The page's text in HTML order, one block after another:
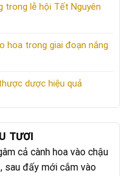
trong lễ hội Tết Nguyên
hoa trong giai đoạn nắng
dược hiệu quả
TƯƠI
cả cành hoa vào chậu
sau đấy mới cắm vào